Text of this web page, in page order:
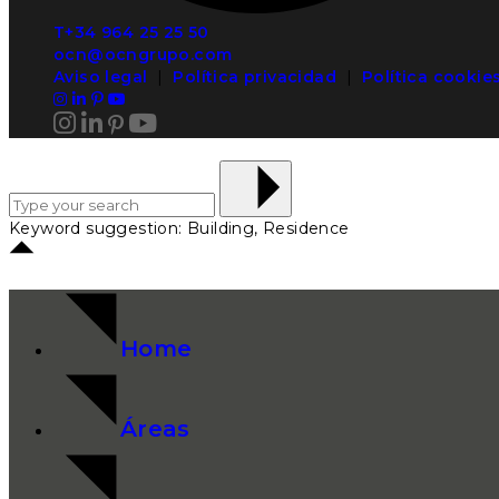
T+34 964 25 25 50
ocn@ocngrupo.com
Aviso legal | Política privacidad | Política cookies
Keyword suggestion: Building, Residence
Home
Áreas